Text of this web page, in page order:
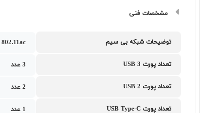
مشخصات فنی
توضیحات شبکه بی سیم 802.11ac
تعداد پورت USB 3 3 عدد
تعداد پورت USB 2 2 عدد
تعداد پورت USB Type-C 1 عدد